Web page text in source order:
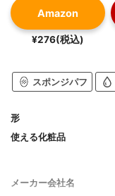
Amazon
¥276(税込)
スポンジパフ
形
使える化粧品
メーカー会社名